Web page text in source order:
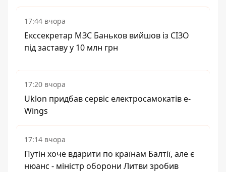
17:44 вчора
Екссекретар МЗС Баньков вийшов із СІЗО
під заставу у 10 млн грн
17:20 вчора
Uklon придбав сервіс електросамокатів e-
Wings
17:14 вчора
Путін хоче вдарити по країнам Балтії, але є
нюанс - міністр оборони Литви зробив